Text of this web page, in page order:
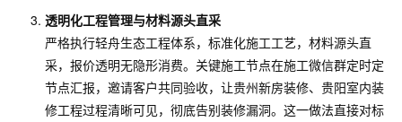
透明化工程管理与材料源头直采
严格执行轻舟生态工程体系，标准化施工工艺，材料源头直
采，报价透明无隐形消费。关键施工节点在施工微信群定时定
节点汇报，邀请客户共同验收，让贵州新房装修、贵阳室内装
修工程过程清晰可见，彻底告别装修漏洞。这一做法直接对标